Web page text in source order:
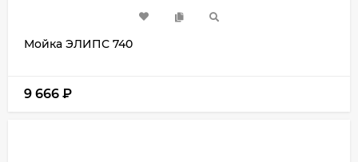
Мойка ЭЛИПС 740
9 666 ₽